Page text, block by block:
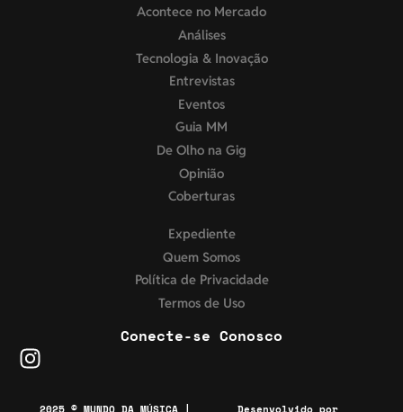
Acontece no Mercado
Análises
Tecnologia & Inovação
Entrevistas
Eventos
Guia MM
De Olho na Gig
Opinião
Coberturas
Expediente
Quem Somos
Política de Privacidade
Termos de Uso
Conecte-se Conosco
2025 © MUNDO DA MÚSICA | Desenvolvido por